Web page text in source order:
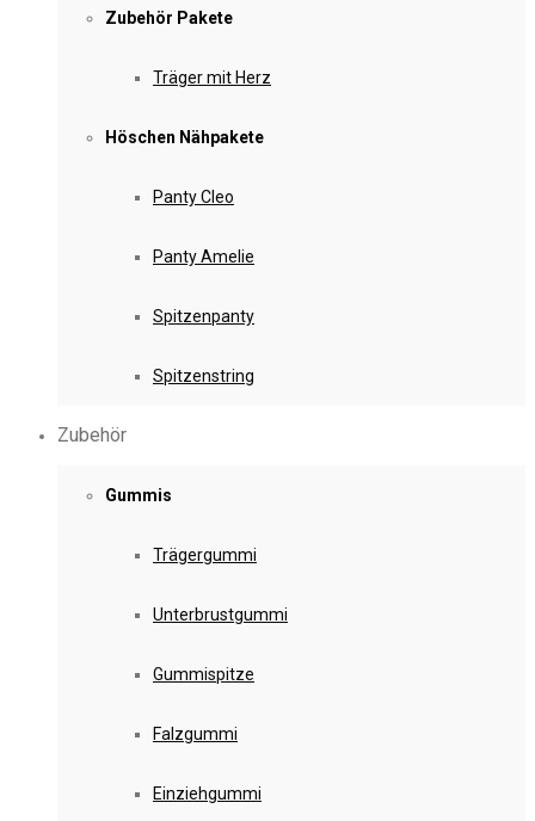
Zubehör Pakete
Träger mit Herz
Höschen Nähpakete
Panty Cleo
Panty Amelie
Spitzenpanty
Spitzenstring
Zubehör
Gummis
Trägergummi
Unterbrustgummi
Gummispitze
Falzgummi
Einziehgummi